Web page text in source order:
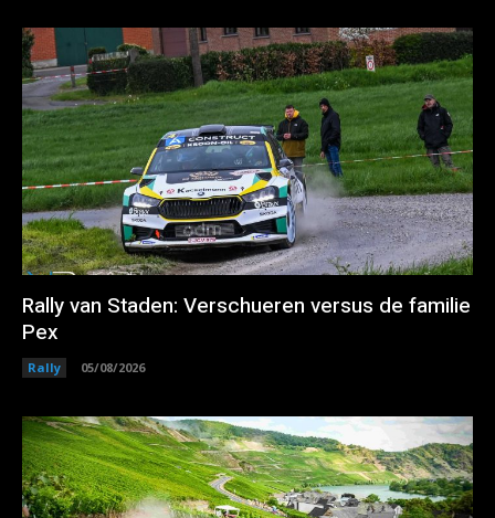
Rally van Staden: Verschueren versus de familie
Pex
Rally 05/08/2026